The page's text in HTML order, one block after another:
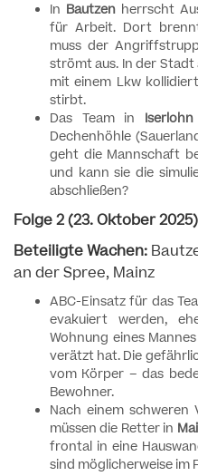
In Bautzen herrscht
für Arbeit. Dort
muss der
strömt aus. In der Stadt
mit einem Lkw
stirbt.
Das Team in Iserlohn
Dechenhöhle
geht die Mannschaft
und kann sie die
abschließen?
Folge 2 (23. Oktober 2025)
Beteiligte Wachen:
an der Spree, Mainz
ABC-Einsatz für das
evakuiert werden,
Wohnung eines
verätzt hat. Die
vom Körper – das
Bewohner.
Nach einem schweren
müssen die Retter in
frontal in eine
sind möglicherweise im